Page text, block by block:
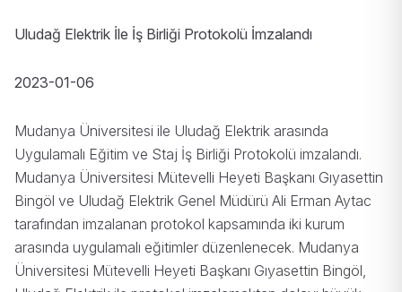
Uludağ Elektrik İle İş Birliği Protokolü İmzalandı
2023-01-06
Mudanya Üniversitesi ile Uludağ Elektrik arasında
Uygulamalı Eğitim ve Staj İş Birliği Protokolü imzalandı.
Mudanya Üniversitesi Mütevelli Heyeti Başkanı Gıyasettin
Bingöl ve Uludağ Elektrik Genel Müdürü Ali Erman Aytac
tarafından imzalanan protokol kapsamında iki kurum
arasında uygulamalı eğitimler düzenlenecek. Mudanya
Üniversitesi Mütevelli Heyeti Başkanı Gıyasettin Bingöl,